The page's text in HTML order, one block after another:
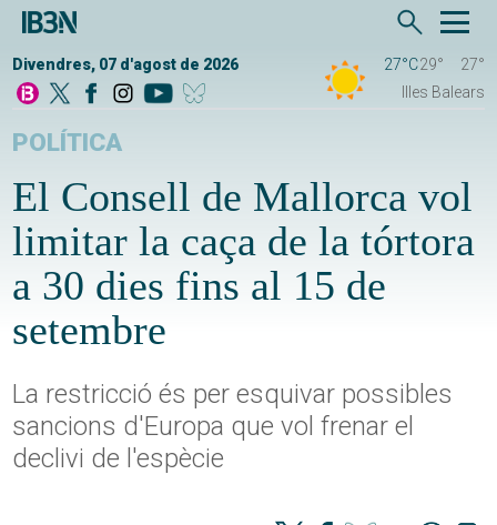
Divendres, 07 d'agost de 2026 27°C29°
27°
Illes Balears
POLÍTICA
El Consell de Mallorca vol
limitar la caça de la tórtora
a 30 dies fins al 15 de
setembre
La restricció és per esquivar possibles
sancions d'Europa que vol frenar el
declivi de l'espècie